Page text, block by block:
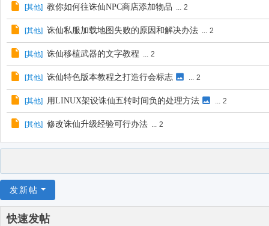
[其他] 教你如何往诛仙NPC商店添加物品 ... 2
[其他] 诛仙私服加载地图失败的原因和解决办法 ... 2
[其他] 诛仙移植武器的文字教程 ... 2
[其他] 诛仙特色版本教程之打造行会标志 ... 2
[其他] 用LINUX架设诛仙五转时间负的处理方法 ... 2
[其他] 修改诛仙升级经验可行办法 ... 2
发新帖
快速发帖